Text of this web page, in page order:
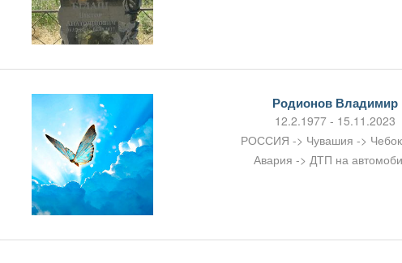
Родионов Владимир
12.2.1977 - 15.11.2023
РОССИЯ -> Чувашия ->
Авария -> ДТП на